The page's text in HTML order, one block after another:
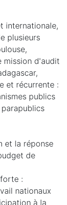
internationale,
plusieurs
mission d'audit
et récurrente :
publics
et la réponse
de
:
nationaux
à la